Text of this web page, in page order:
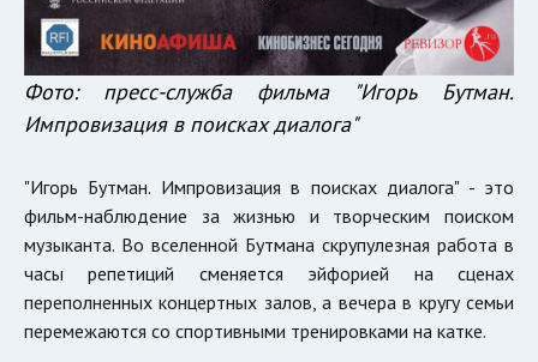
Фото: пресс-служба фильма "Игорь Бутман.
Импровизация в поисках диалога"
"Игорь Бутман. Импровизация в поисках диалога" - это
фильм-наблюдение за жизнью и творческим поиском
музыканта. Во вселенной Бутмана скрупулезная работа в
часы репетиций сменяется эйфорией на сценах
переполненных концертных залов, а вечера в кругу семьи
перемежаются со спортивными тренировками на катке.